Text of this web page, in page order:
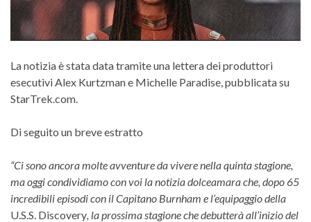
La notizia è stata data tramite una lettera dei produttori
esecutivi Alex Kurtzman e Michelle Paradise, pubblicata su
StarTrek.com.
Di seguito un breve estratto
“Ci sono ancora molte avventure da vivere nella quinta stagione,
ma oggi condividiamo con voi la notizia dolceamara che, dopo 65
incredibili episodi con il Capitano Burnham e l’equipaggio della
U.S.S. Discovery, la prossima stagione che debutterà all’inizio del